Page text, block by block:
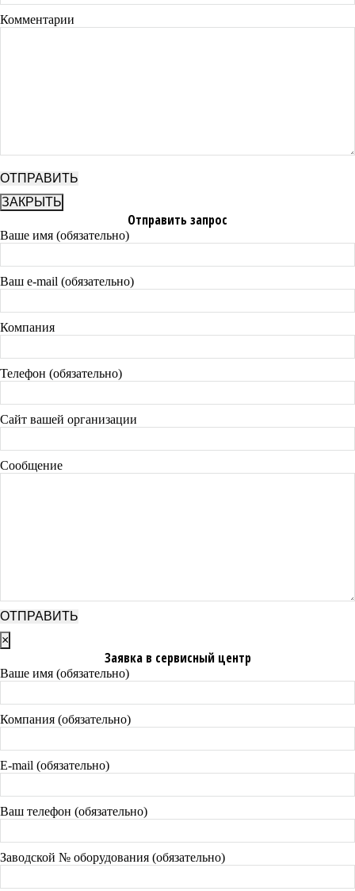
Комментарии
ЗАКРЫТЬ
Отправить запрос
Ваше имя (обязательно)
Ваш e-mail (обязательно)
Компания
Телефон (обязательно)
Сайт вашей организации
Сообщение
×
Заявка в сервисный центр
Ваше имя (обязательно)
Компания (обязательно)
E-mail (обязательно)
Ваш телефон (обязательно)
Заводской № оборудования (обязательно)